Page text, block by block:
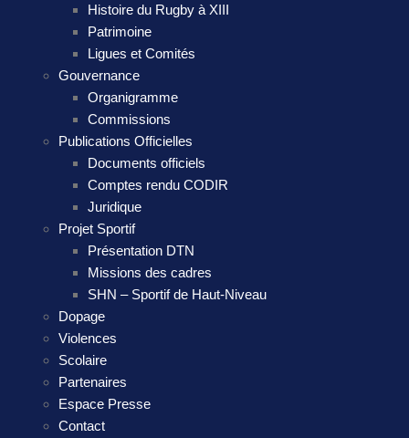
Histoire du Rugby à XIII
Patrimoine
Ligues et Comités
Gouvernance
Organigramme
Commissions
Publications Officielles
Documents officiels
Comptes rendu CODIR
Juridique
Projet Sportif
Présentation DTN
Missions des cadres
SHN – Sportif de Haut-Niveau
Dopage
Violences
Scolaire
Partenaires
Espace Presse
Contact